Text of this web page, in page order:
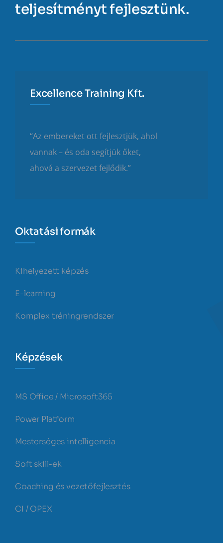
teljesítményt fejlesztünk.
Excellence Training Kft.
“Az embereket ott fejlesztjük, ahol
vannak – és oda segítjük őket,
ahová a szervezet fejlődik.”
Oktatási formák
Kihelyezett képzés
E-learning
Komplex tréningrendszer
Képzések
MS Office / Microsoft365
Power Platform
Mesterséges intelligencia
Soft skill-ek
Coaching és vezetőfejlesztés
CI / OPEX